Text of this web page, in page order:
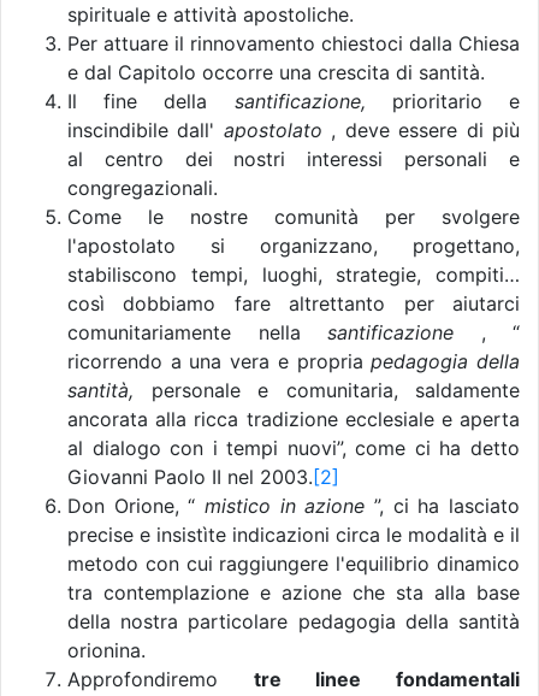
spirituale e attività apostoliche.
Per attuare il rinnovamento chiestoci dalla Chiesa
e dal Capitolo occorre una crescita di santità.
Il fine della santificazione, prioritario e
inscindibile dall' apostolato , deve essere di più
al centro dei nostri interessi personali e
congregazionali.
Come le nostre comunità per svolgere
l'apostolato si organizzano, progettano,
stabiliscono tempi, luoghi, strategie, compiti…
così dobbiamo fare altrettanto per aiutarci
comunitariamente nella santificazione , “
ricorrendo a una vera e propriapedagogia della
santità, personale e comunitaria, saldamente
ancorata alla ricca tradizione ecclesiale e aperta
al dialogo con i tempi nuovi”, come ci ha detto
Giovanni Paolo II nel 2003. [2]
Don Orione, “ mistico in azione ”, ci ha lasciato
precise e insistìte indicazioni circa le modalità e il
metodo con cui raggiungere l'equilibrio dinamico
tra contemplazione e azione che sta alla base
della nostra particolare pedagogia della santità
orionina.
Approfondiremo tre linee fondamentali